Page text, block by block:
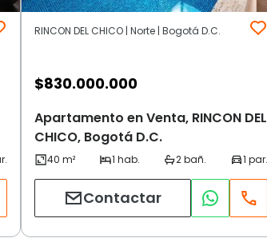
RINCON DEL CHICO | Norte | Bogotá D.C.
$830.000.000
Apartamento en Venta, RINCON DEL
CHICO, Bogotá D.C.
Contactar